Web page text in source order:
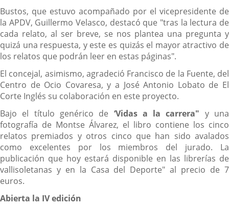
Bustos, que estuvo acompañado por el vicepresidente de
la APDV, Guillermo Velasco, destacó que "tras la lectura de
cada relato, al ser breve, se nos plantea una pregunta y
quizá una respuesta, y este es quizás el mayor atractivo de
los relatos que podrán leer en estas páginas".
El concejal, asimismo, agradeció Francisco de la Fuente, del
Centro de Ocio Covaresa, y a José Antonio Lobato de El
Corte Inglés su colaboración en este proyecto.
Bajo el título genérico de ‘Vidas a la carrera" y una
fotografía de Montse Álvarez, el libro contiene los cinco
relatos premiados y otros cinco que han sido avalados
como excelentes por los miembros del jurado. La
publicación que hoy estará disponible en las librerías de
vallisoletanas y en la Casa del Deporte" al precio de 7
euros.
Abierta la IV edición